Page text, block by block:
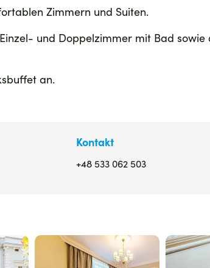
Zimmern und Suiten.
und Doppelzimmer mit Bad sowie
an.
Kontakt
+48 533 062 503